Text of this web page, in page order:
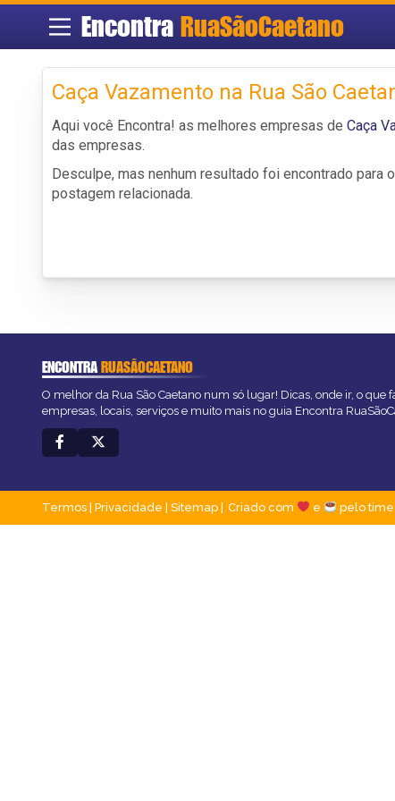
Encontra RuaSãoCaetano
Caça Vazamento na Rua São
Aqui você Encontra! as melhores empresas de Caça
das empresas.
Desculpe, mas nenhum resultado foi encontrado para
postagem relacionada.
ENCONTRARUASÃOCAETANO
O melhor da Rua São Caetano num só lugar! Dicas, onde ir, o que
empresas, locais, serviços e muito mais no guia Encontra
Termos Privacidade Sitemap Criado com e pelo time